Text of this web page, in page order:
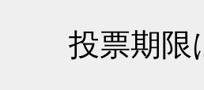
投票期限